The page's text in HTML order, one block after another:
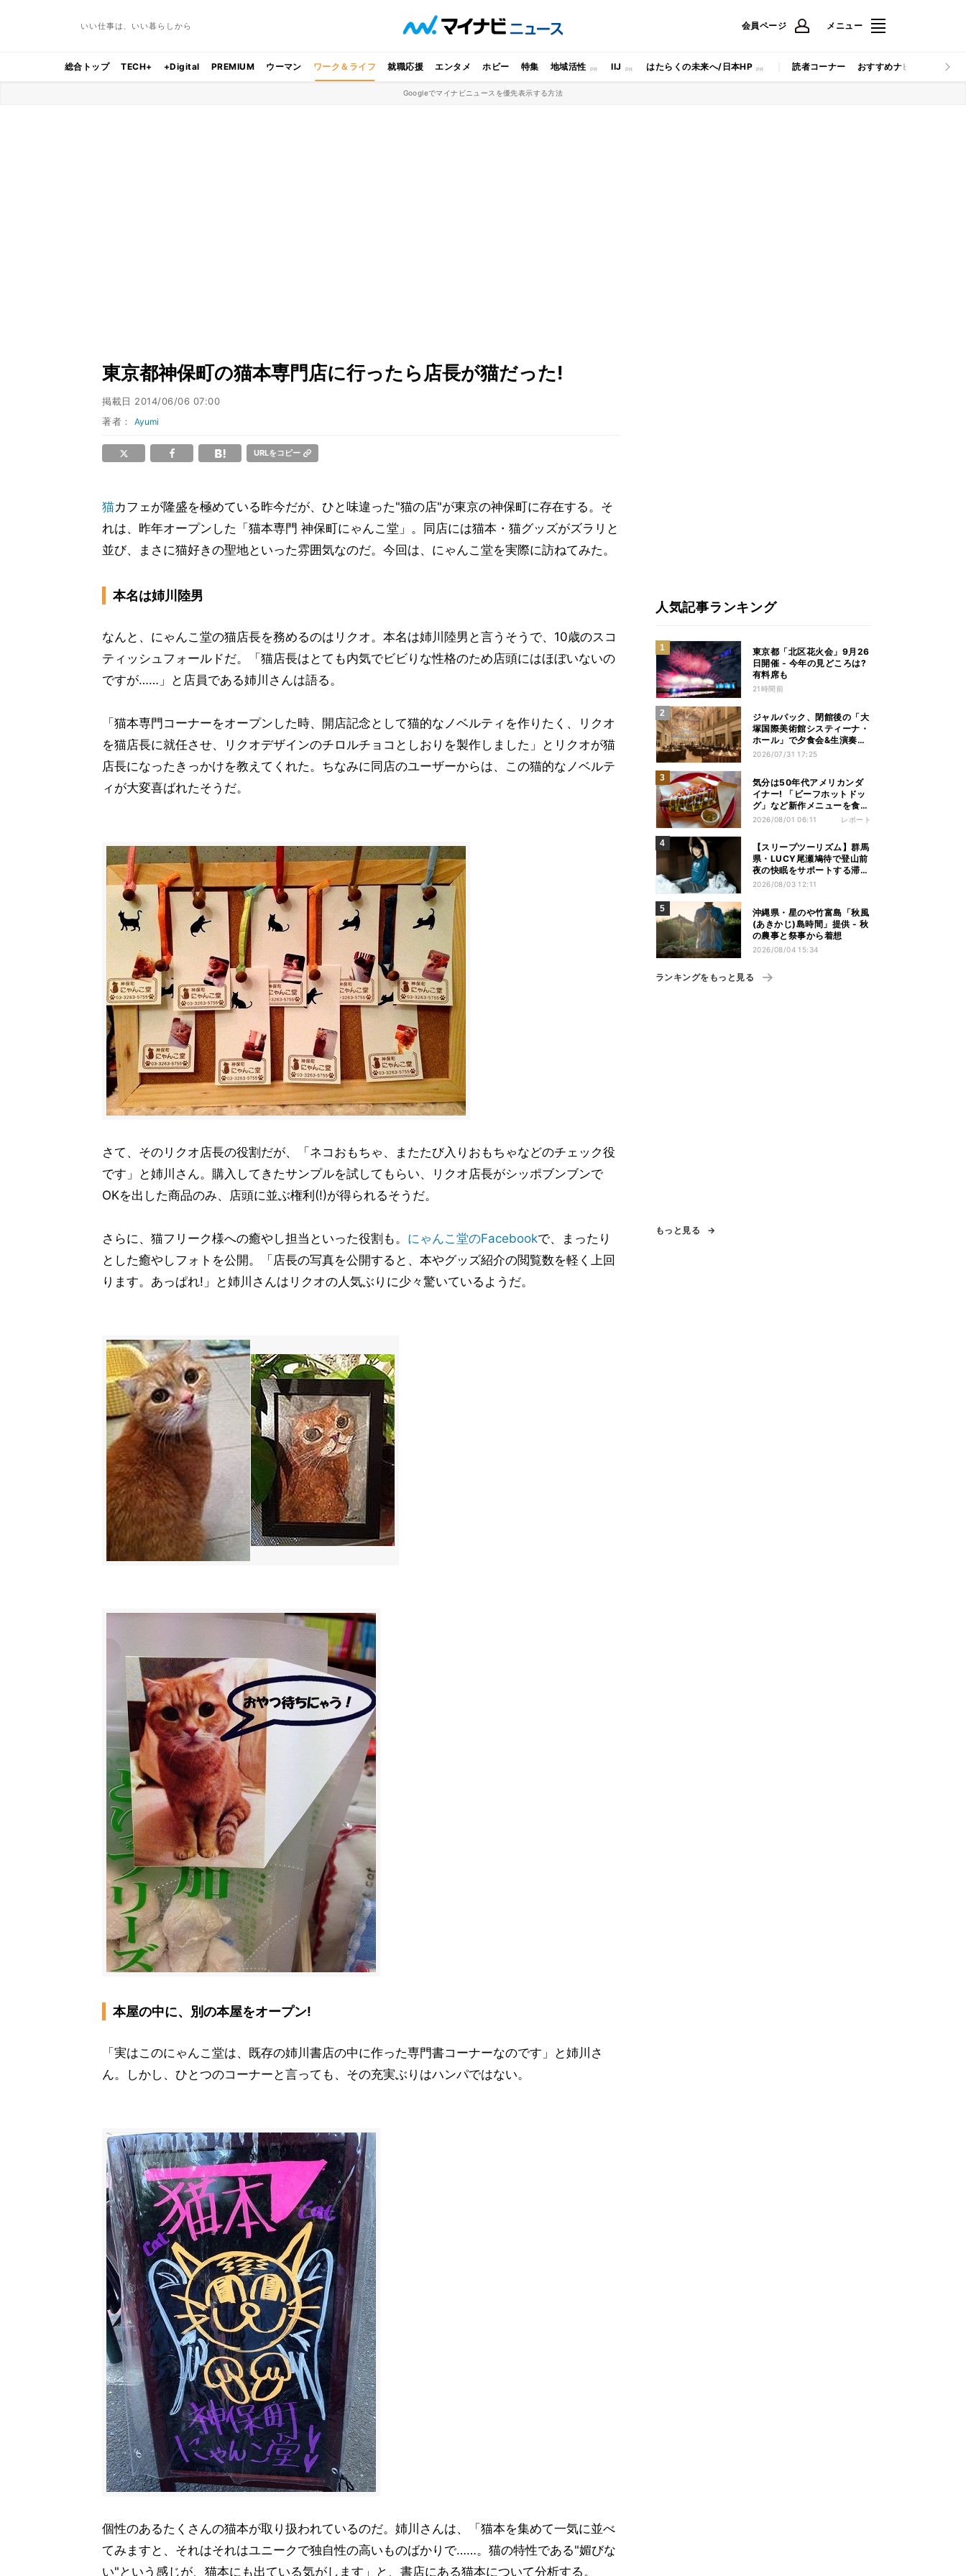
いい仕事は、いい暮らしから 会員ページ メニュー
総合トップ TECH+ +Digital PREMIUM ウーマン ワーク＆ライフ 就職応援 エンタメ ホビー 特集 地域活性 IIJ はたらくの未来へ/日本HP 読者コーナー おすすめナビ マイナビ
Googleでマイナビニュースを優先表示する方法
東京都神保町の猫本専門店に行ったら店長が猫だった!
掲載日 2014/06/06 07:00
著者：Ayumi
URLをコピー
猫カフェが隆盛を極めている昨今だが、ひと味違った"猫の店"が東京の神保町に存在する。そ
れは、昨年オープンした「猫本専門 神保町にゃんこ堂」。同店には猫本・猫グッズがズラリと
並び、まさに猫好きの聖地といった雰囲気なのだ。今回は、にゃんこ堂を実際に訪ねてみた。
本名は姉川陸男
なんと、にゃんこ堂の猫店長を務めるのはリクオ。本名は姉川陸男と言うそうで、10歳のスコ
ティッシュフォールドだ。「猫店長はとても内気でビビりな性格のため店頭にはほぼいないの
ですが……」と店員である姉川さんは語る。
「猫本専門コーナーをオープンした時、開店記念として猫的なノベルティを作りたく、リクオ
を猫店長に就任させ、リクオデザインのチロルチョコとしおりを製作しました」とリクオが猫
店長になったきっかけを教えてくれた。ちなみに同店のユーザーからは、この猫的なノベルテ
ィが大変喜ばれたそうだ。
さて、そのリクオ店長の役割だが、「ネコおもちゃ、またたび入りおもちゃなどのチェック役
です」と姉川さん。購入してきたサンプルを試してもらい、リクオ店長がシッポブンブンで
OKを出した商品のみ、店頭に並ぶ権利(!)が得られるそうだ。
さらに、猫フリーク様への癒やし担当といった役割も。 にゃんこ堂のFacebookで、まったり
とした癒やしフォトを公開。「店長の写真を公開すると、本やグッズ紹介の閲覧数を軽く上回
ります。あっぱれ!」と姉川さんはリクオの人気ぶりに少々驚いているようだ。
本屋の中に、別の本屋をオープン!
「実はこのにゃんこ堂は、既存の姉川書店の中に作った専門書コーナーなのです」と姉川さ
ん。しかし、ひとつのコーナーと言っても、その充実ぶりはハンパではない。
個性のあるたくさんの猫本が取り扱われているのだ。姉川さんは、「猫本を集めて一気に並べ
てみますと、それはそれはユニークで独自性の高いものばかりで……。猫の特性である"媚びな
い"という感じが、猫本にも出ている気がします」と、書店にある猫本について分析する。
人気記事ランキング
東京都「北区花火会」9月26
日開催 - 今年の見どころは?
有料席も
21時間前
ジャルパック、閉館後の「大
塚国際美術館システィーナ・
ホール」で夕食会&生演奏を
楽しむツアーを販売 – 徳島を
2026/07/31 17:25
気分は50年代アメリカンダ
イナー! 「ビーフホットドッ
グ」など新作メニューを食べ
てきた【1955 東京ベイ by
2026/08/01 06:11 レポート
【スリープツーリズム】群馬
県・LUCY尾瀬鳩待で登山前
夜の快眠をサポートする滞在
プラン提供 - 「ヒツジのいら
2026/08/03 12:11
沖縄県・星のや竹富島「秋風
(あきかじ)島時間」提供 - 秋
の農事と祭事から着想
2026/08/04 15:34
ランキングをもっと見る
もっと見る